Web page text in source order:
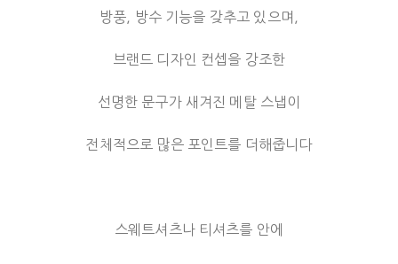
방풍, 방수 기능을 갖추고 있으며,
브랜드 디자인 컨셉을 강조한
선명한 문구가 새겨진 메탈 스냅이
전체적으로 많은 포인트를 더해줍니다
스웨트셔츠나 티셔츠를 안에